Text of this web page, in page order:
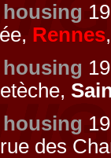
housing
Rennes
housing
housing
des